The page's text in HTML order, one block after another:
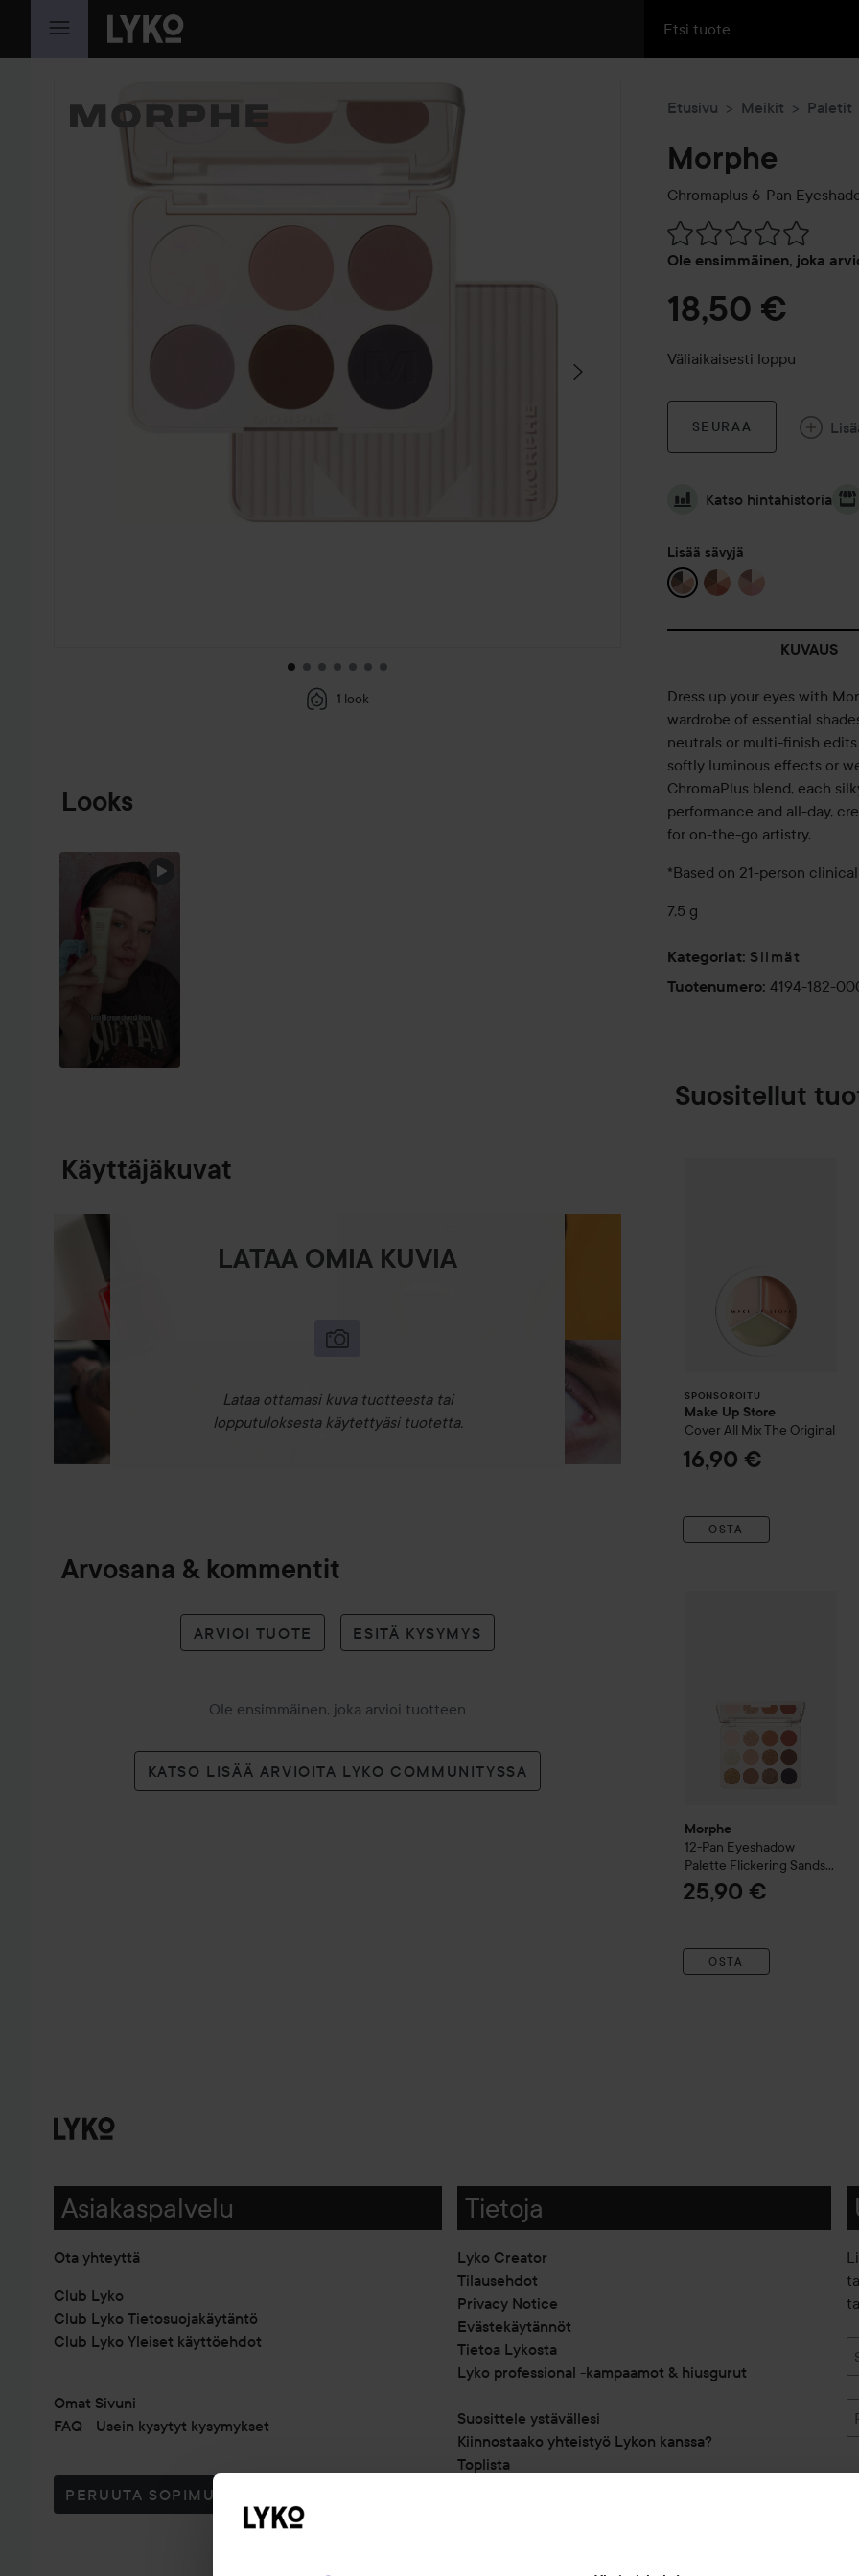
SIIRTYÄ JHK SISÄLTÖÖN
OHITA OSIO
1 look
Looks
Käyttäjäkuvat
LATAA OMIA KUVIA
Lataa ottamasi kuva tuotteesta tai
lopputuloksesta käytettyäsi tuotetta.
Arvosana & kommentit
ARVIOI TUOTE ESITÄ KYSYMYS
Ole ensimmäinen, joka arvioi tuotteen
KATSO LISÄÄ ARVIOITA LYKO COMMUNITYSSA
Etusivu Meikit Paletit
Morphe
Chromaplus 6-Pan
Ole ensimmäinen, joka
Siirtyä jhk Arvosana &
18,50 €
Väliaikaisesti loppu
SEURAA
Katso hintahistoria
Lisää sävyjä
KUVAUS
Dress up your eyes with
wardrobe of essential
neutrals or multi-finish
softly luminous effects or
ChromaPlus blend, each
performance and all-day,
for on-the-go artistry.
*Based on 21-person
7,5 g
Kategoriat: Silmät
Tuotenumero: 4194-182-
Suositellut
SPONSOROITU
Make Up Store
Cover All MixThe Original
16,90 €
OSTA
Morphe
12-Pan Eyeshadow
Palette Flickering Sands
Flickering Sands
25,90 €
OSTA
Asiakaspalvelu
Ota yhteyttä
Club Lyko
Club Lyko Tietosuojakäytäntö
Club Lyko Yleiset käyttöehdot
Omat Sivuni
FAQ - Usein kysytyt kysymykset
PERUUTA SOPIMUS TÄSTÄ
Tietoja
Lyko Creator
Tilausehdot
Privacy Notice
Evästekäytännöt
Tietoa Lykosta
Lyko professional -kampaamot & hiusgurut
Suosittele ystävällesi
Kiinnostaako yhteistyö Lykon kanssa?
Toplista